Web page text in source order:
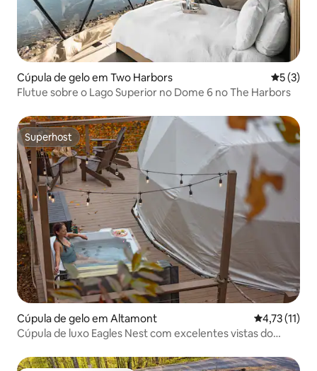
Cúpula de gelo em Two Harbors
5 (3)
Flutue sobre o Lago Superior no Dome 6 no The Harbors
Superhost
Superhost
Cúpula de gelo em Altamont
4,73 (11)
Cúpula de luxo Eagles Nest com excelentes vistas do